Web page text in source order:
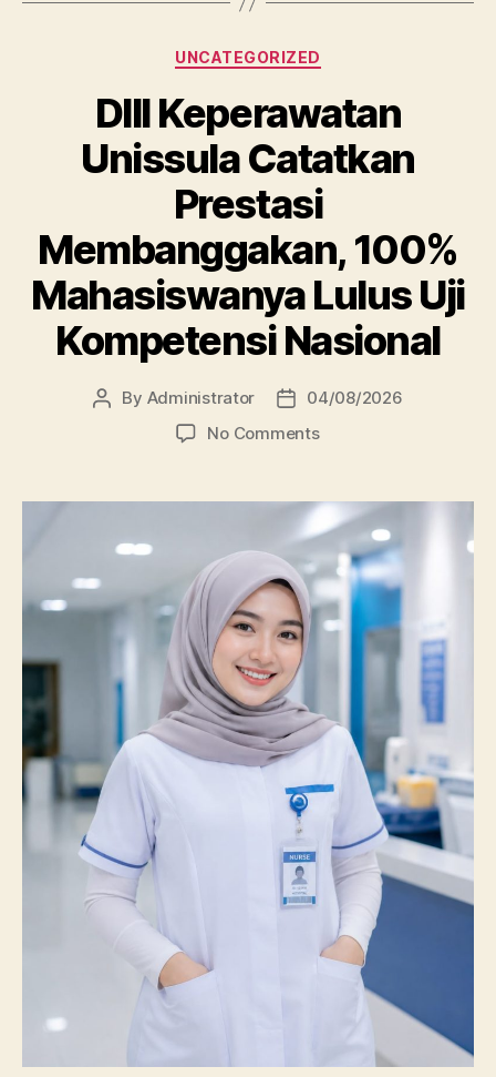
Categories
UNCATEGORIZED
DIII Keperawatan
Unissula Catatkan
Prestasi
Membanggakan, 100%
Mahasiswanya Lulus Uji
Kompetensi Nasional
Post
By Administrator
Post04/08/2026
No Commentson
Unissula
Catatkan
Prestasi
Membanggakan,
100%
Mahasiswanya
Kompetensi
Nasional